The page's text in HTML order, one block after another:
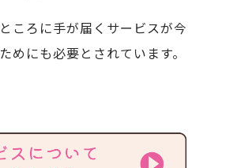
ころに手が届くサービスが今
めにも必要とされています。